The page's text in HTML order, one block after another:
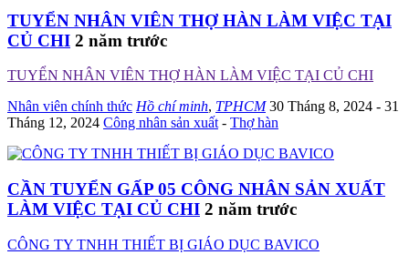
TUYỂN NHÂN VIÊN THỢ HÀN LÀM VIỆC TẠI
CỦ CHI 2 năm trước
TUYỂN NHÂN VIÊN THỢ HÀN LÀM VIỆC TẠI CỦ CHI
Nhân viên chính thức Hồ chí minh, TPHCM 30 Tháng 8, 2024 - 31
Tháng 12, 2024 Công nhân sản xuất- Thợ hàn
CẦN TUYỂN GẤP 05 CÔNG NHÂN SẢN XUẤT
LÀM VIỆC TẠI CỦ CHI 2 năm trước
CÔNG TY TNHH THIẾT BỊ GIÁO DỤC BAVICO